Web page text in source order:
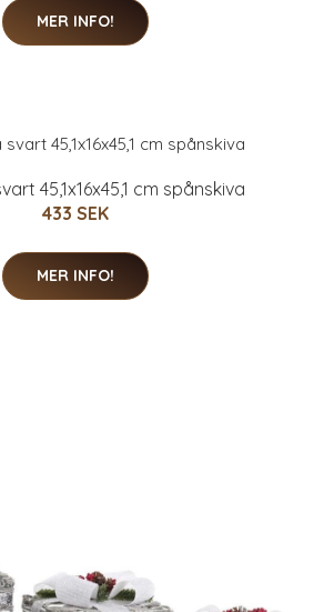
MER INFO!
45,1x16x45,1 cm spånskiva
433 SEK
MER INFO!